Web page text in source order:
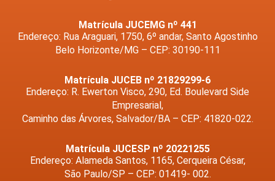
Matrícula JUCEMG nº 441
Endereço: Rua Araguari, 1750, 6º andar, Santo Agostinho
Belo Horizonte/MG – CEP: 30190-111
Matrícula JUCEB nº 21829299-6
Endereço: R. Ewerton Visco, 290, Ed. Boulevard Side
Empresarial,
Caminho das Árvores, Salvador/BA – CEP: 41820-022.
Matrícula JUCESP nº 20221255
Endereço: Alameda Santos, 1165, Cerqueira César,
São Paulo/SP – CEP: 01419- 002.